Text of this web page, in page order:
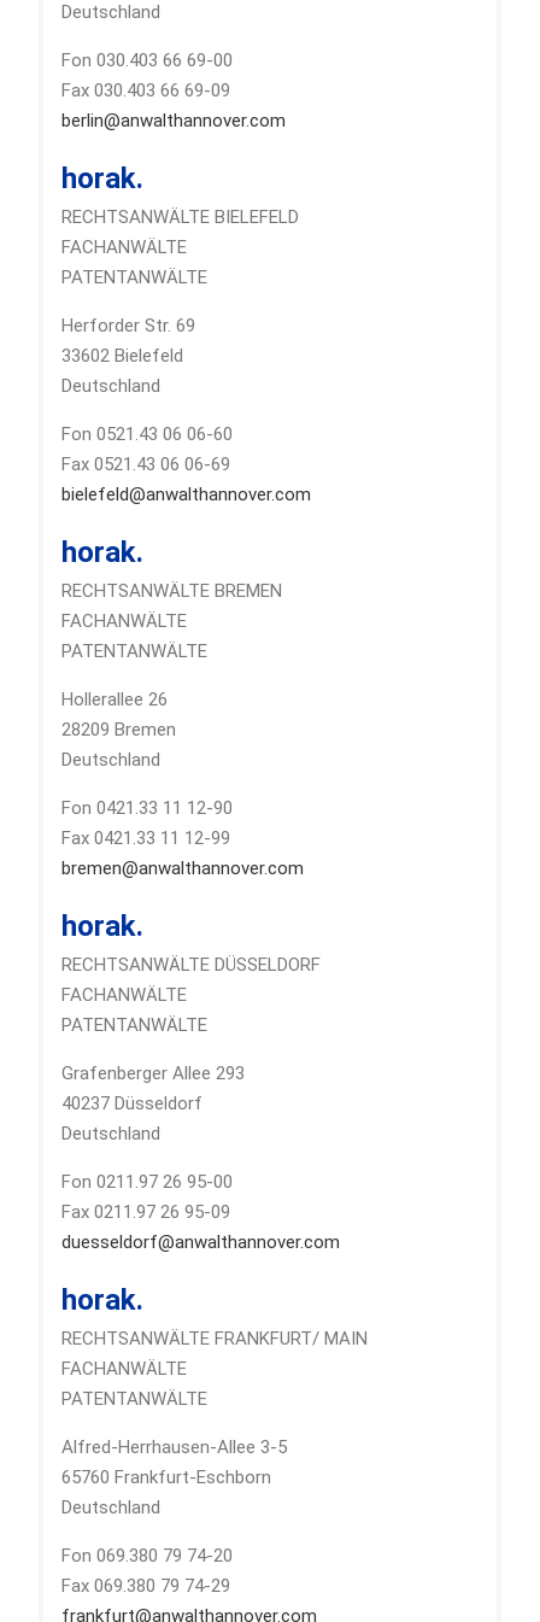
Deutschland
Fon 030.403 66 69-00
Fax 030.403 66 69-09
berlin@anwalthannover.com
horak.
RECHTSANWÄLTE BIELEFELD
FACHANWÄLTE
PATENTANWÄLTE
Herforder Str. 69
33602 Bielefeld
Deutschland
Fon 0521.43 06 06-60
Fax 0521.43 06 06-69
bielefeld@anwalthannover.com
horak.
RECHTSANWÄLTE BREMEN
FACHANWÄLTE
PATENTANWÄLTE
Hollerallee 26
28209 Bremen
Deutschland
Fon 0421.33 11 12-90
Fax 0421.33 11 12-99
bremen@anwalthannover.com
horak.
RECHTSANWÄLTE DÜSSELDORF
FACHANWÄLTE
PATENTANWÄLTE
Grafenberger Allee 293
40237 Düsseldorf
Deutschland
Fon 0211.97 26 95-00
Fax 0211.97 26 95-09
duesseldorf@anwalthannover.com
horak.
RECHTSANWÄLTE FRANKFURT/ MAIN
FACHANWÄLTE
PATENTANWÄLTE
Alfred-Herrhausen-Allee 3-5
65760 Frankfurt-Eschborn
Deutschland
Fon 069.380 79 74-20
Fax 069.380 79 74-29
frankfurt@anwalthannover.com